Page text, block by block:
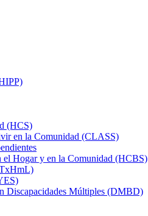
(HCS)
en la Comunidad (CLASS)
Hogar y en la Comunidad (HCBS)
Discapacidades Múltiples (DMBD)